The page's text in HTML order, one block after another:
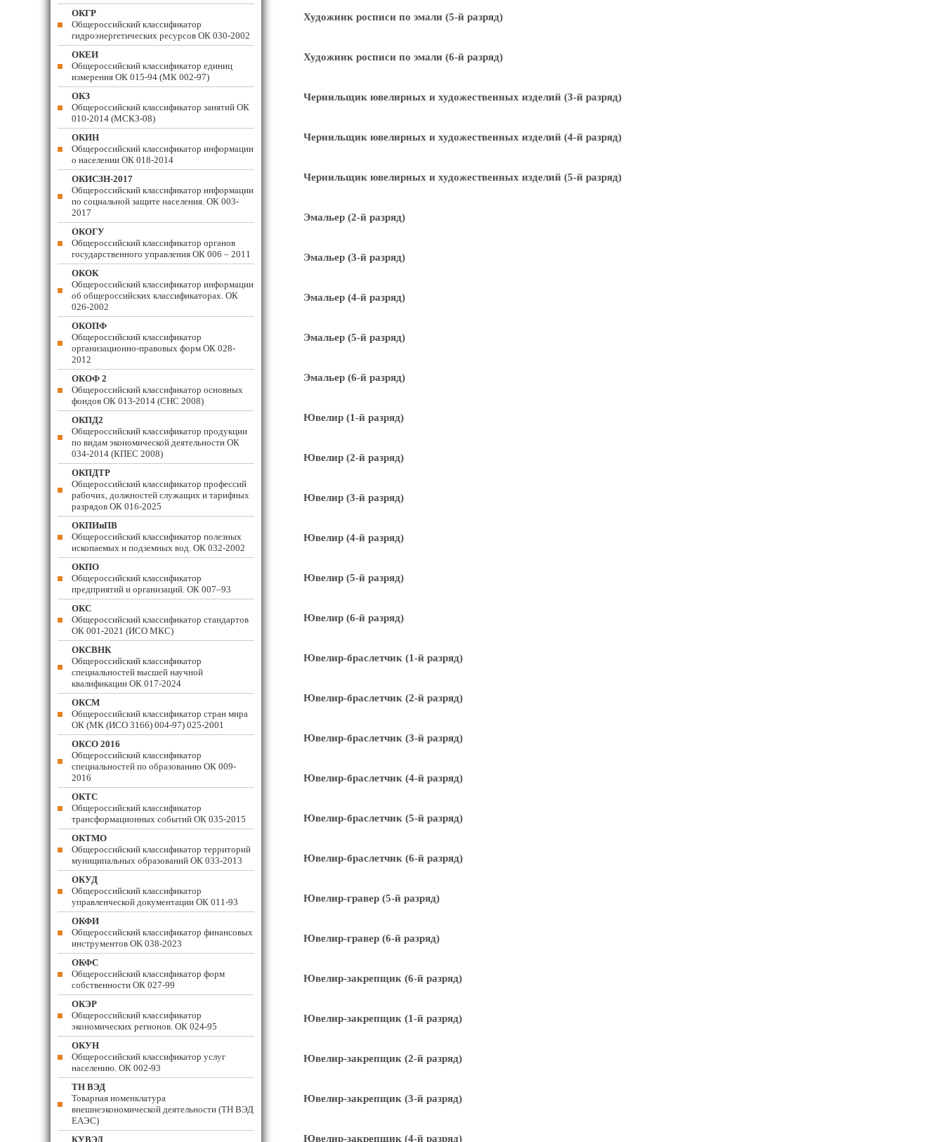
Художник росписи по эмали (5-й разряд)
Художник росписи по эмали (6-й разряд)
Чернильщик ювелирных и художественных изделий (3-й разряд)
Чернильщик ювелирных и художественных изделий (4-й разряд)
Чернильщик ювелирных и художественных изделий (5-й разряд)
Эмальер (2-й разряд)
Эмальер (3-й разряд)
Эмальер (4-й разряд)
Эмальер (5-й разряд)
Эмальер (6-й разряд)
Ювелир (1-й разряд)
Ювелир (2-й разряд)
Ювелир (3-й разряд)
Ювелир (4-й разряд)
Ювелир (5-й разряд)
Ювелир (6-й разряд)
Ювелир-браслетчик (1-й разряд)
Ювелир-браслетчик (2-й разряд)
Ювелир-браслетчик (3-й разряд)
Ювелир-браслетчик (4-й разряд)
Ювелир-браслетчик (5-й разряд)
Ювелир-браслетчик (6-й разряд)
Ювелир-гравер (5-й разряд)
Ювелир-гравер (6-й разряд)
Ювелир-закрепщик (6-й разряд)
Ювелир-закрепщик (1-й разряд)
Ювелир-закрепщик (2-й разряд)
Ювелир-закрепщик (3-й разряд)
Ювелир-закрепщик (4-й разряд)
ОКГР
Общероссийский классификатор
гидроэнергетических ресурсов ОК 030-2002
ОКЕИ
Общероссийский классификатор единиц
измерения ОК 015-94 (МК 002-97)
ОКЗ
Общероссийский классификатор занятий ОК
010-2014 (МСКЗ-08)
ОКИН
Общероссийский классификатор информации
о населении ОК 018-2014
ОКИСЗН-2017
Общероссийский классификатор информации
по социальной защите населения. ОК 003-
2017
ОКОГУ
Общероссийский классификатор органов
государственного управления ОК 006 – 2011
ОКОК
Общероссийский классификатор информации
об общероссийских классификаторах. ОК
026-2002
ОКОПФ
Общероссийский классификатор
организационно-правовых форм ОК 028-
2012
ОКОФ 2
Общероссийский классификатор основных
фондов ОК 013-2014 (СНС 2008)
ОКПД2
Общероссийский классификатор продукции
по видам экономической деятельности ОК
034-2014 (КПЕС 2008)
ОКПДТР
Общероссийский классификатор профессий
рабочих, должностей служащих и тарифных
разрядов ОК 016-2025
ОКПИиПВ
Общероссийский классификатор полезных
ископаемых и подземных вод. ОК 032-2002
ОКПО
Общероссийский классификатор
предприятий и организаций. ОК 007–93
ОКС
Общероссийский классификатор стандартов
ОК 001-2021 (ИСО МКС)
ОКСВНК
Общероссийский классификатор
специальностей высшей научной
квалификации ОК 017-2024
ОКСМ
Общероссийский классификатор стран мира
ОК (МК (ИСО 3166) 004-97) 025-2001
ОКСО 2016
Общероссийский классификатор
специальностей по образованию ОК 009-
2016
ОКТС
Общероссийский классификатор
трансформационных событий ОК 035-2015
ОКТМО
Общероссийский классификатор территорий
муниципальных образований ОК 033-2013
ОКУД
Общероссийский классификатор
управленческой документации ОК 011-93
ОКФИ
Общероссийский классификатор финансовых
инструментов OK 038-2023
ОКФС
Общероссийский классификатор форм
собственности ОК 027-99
ОКЭР
Общероссийский классификатор
экономических регионов. ОК 024-95
ОКУН
Общероссийский классификатор услуг
населению. ОК 002-93
ТН ВЭД
Товарная номенклатура
внешнеэкономической деятельности (ТН ВЭД
ЕАЭС)
КУВЭД